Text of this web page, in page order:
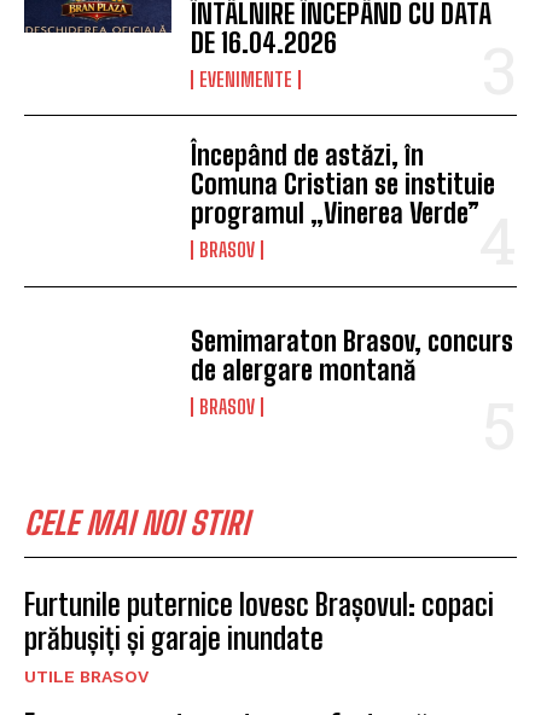
ÎNTÂLNIRE ÎNCEPÂND CU DATA
DE 16.04.2026
EVENIMENTE
Începând de astăzi, în
Comuna Cristian se instituie
programul „Vinerea Verde”
BRASOV
Semimaraton Brasov, concurs
de alergare montană
BRASOV
CELE MAI NOI STIRI
Furtunile puternice lovesc Brașovul: copaci
prăbușiți și garaje inundate
UTILE BRASOV